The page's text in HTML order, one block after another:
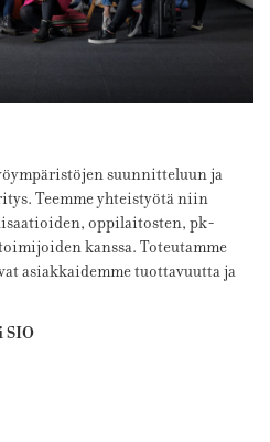
suunnitteluun ja
Teemme yhteistyötä niin
oppilaitosten, pk-
kanssa. Toteutamme
asiakkaidemme tuottavuutta ja
SIO